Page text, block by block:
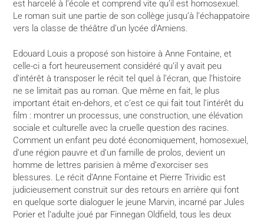
est harcelé à l’école et comprend vite qu’il est homosexuel.
Le roman suit une partie de son collège jusqu’à l’échappatoire
vers la classe de théâtre d’un lycée d’Amiens.
Edouard Louis a proposé son histoire à Anne Fontaine, et
celle-ci a fort heureusement considéré qu’il y avait peu
d’intérêt à transposer le récit tel quel à l’écran, que l’histoire
ne se limitait pas au roman. Que même en fait, le plus
important était en-dehors, et c’est ce qui fait tout l’intérêt du
film : montrer un processus, une construction, une élévation
sociale et culturelle avec la cruelle question des racines.
Comment un enfant peu doté économiquement, homosexuel,
d’une région pauvre et d’un famille de prolos, devient un
homme de lettres parisien à même d’exorciser ses
blessures. Le récit d’Anne Fontaine et Pierre Trividic est
judicieusement construit sur des retours en arrière qui font
en quelque sorte dialoguer le jeune Marvin, incarné par Jules
Porier et l’adulte joué par Finnegan Oldfield, tous les deux